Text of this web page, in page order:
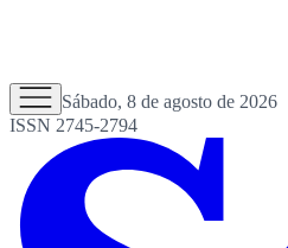
Sábado, 8 de agosto de 2026
ISSN 2745-2794